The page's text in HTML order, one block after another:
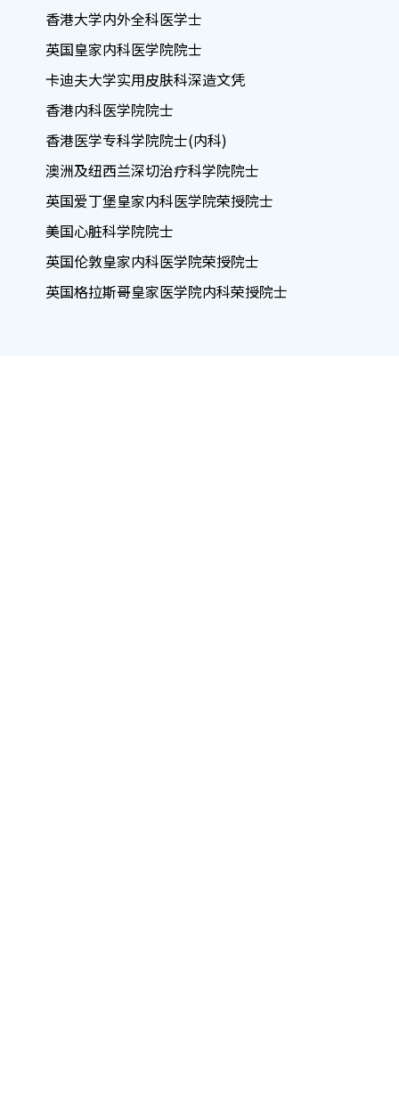
香港大学内外全科医学士
英国皇家内科医学院院士
卡迪夫大学实用皮肤科深造文凭
香港内科医学院院士
香港医学专科学院院士(内科)
澳洲及纽西兰深切治疗科学院院士
英国爱丁堡皇家内科医学院荣授院士
美国心脏科学院院士
英国伦敦皇家内科医学院荣授院士
英国格拉斯哥皇家医学院内科荣授院士